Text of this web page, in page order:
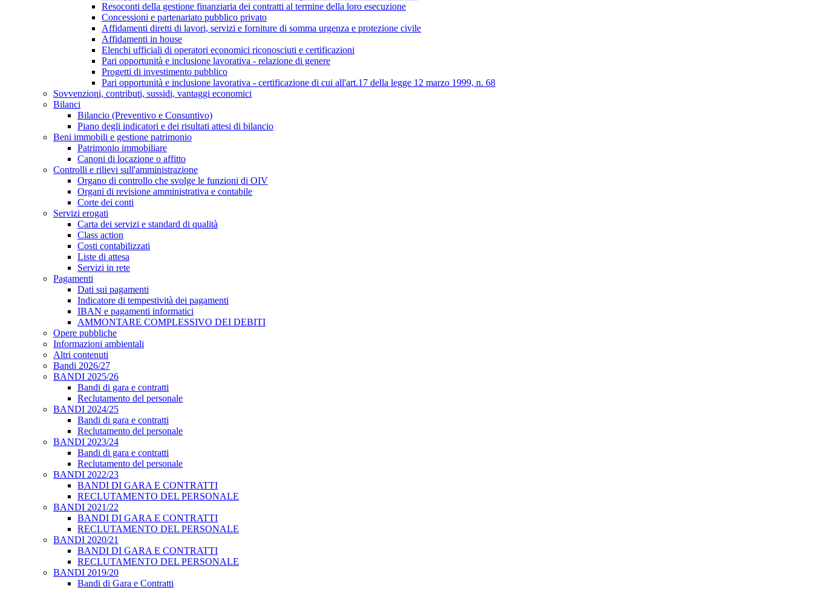
Resoconti della gestione finanziaria dei contratti al termine della loro esecuzione
Concessioni e partenariato pubblico privato
Affidamenti diretti di lavori, servizi e forniture di somma urgenza e protezione civile
Affidamenti in house
Elenchi ufficiali di operatori economici riconosciuti e certificazioni
Pari opportunità e inclusione lavorativa - relazione di genere
Progetti di investimento pubblico
Pari opportunità e inclusione lavorativa - certificazione di cui all'art.17 della legge 12 marzo 1999, n. 68
Sovvenzioni, contributi, sussidi, vantaggi economici
Bilanci
Bilancio (Preventivo e Consuntivo)
Piano degli indicatori e dei risultati attesi di bilancio
Beni immobili e gestione patrimonio
Patrimonio immobiliare
Canoni di locazione o affitto
Controlli e rilievi sull'amministrazione
Organo di controllo che svolge le funzioni di OIV
Organi di revisione amministrativa e contabile
Corte dei conti
Servizi erogati
Carta dei servizi e standard di qualità
Class action
Costi contabilizzati
Liste di attesa
Servizi in rete
Pagamenti
Dati sui pagamenti
Indicatore di tempestività dei pagamenti
IBAN e pagamenti informatici
AMMONTARE COMPLESSIVO DEI DEBITI
Opere pubbliche
Informazioni ambientali
Altri contenuti
Bandi 2026/27
BANDI 2025/26
Bandi di gara e contratti
Reclutamento del personale
BANDI 2024/25
Bandi di gara e contratti
Reclutamento del personale
BANDI 2023/24
Bandi di gara e contratti
Reclutamento del personale
BANDI 2022/23
BANDI DI GARA E CONTRATTI
RECLUTAMENTO DEL PERSONALE
BANDI 2021/22
BANDI DI GARA E CONTRATTI
RECLUTAMENTO DEL PERSONALE
BANDI 2020/21
BANDI DI GARA E CONTRATTI
RECLUTAMENTO DEL PERSONALE
BANDI 2019/20
Bandi di Gara e Contratti